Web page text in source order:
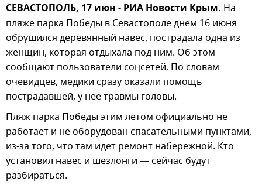
СЕВАСТОПОЛЬ, 17 июн - РИА Новости Крым. На
пляже парка Победы в Севастополе днем 16 июня
обрушился деревянный навес, пострадала одна из
женщин, которая отдыхала под ним. Об этом
сообщают пользователи соцсетей. По словам
очевидцев, медики сразу оказали помощь
пострадавшей, у нее травмы головы.
Пляж парка Победы этим летом официально не
работает и не оборудован спасательными пунктами,
из-за того, что там идет ремонт набережной. Кто
установил навес и шезлонги — сейчас будут
разбираться.